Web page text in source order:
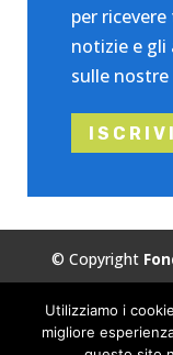
per
notizie e
sulle
© Copyright
Fiscale:
Utilizziamo i
migliore